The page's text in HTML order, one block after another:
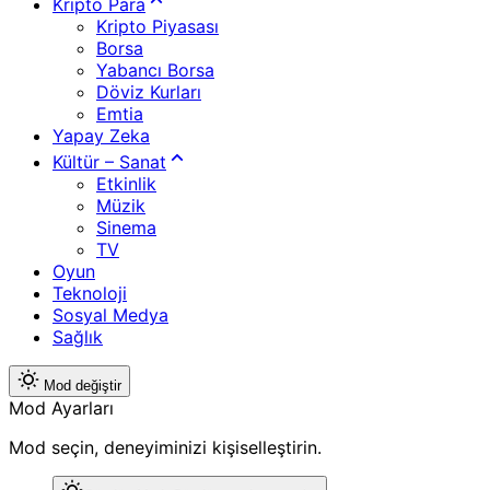
Kripto Para
Kripto Piyasası
Borsa
Yabancı Borsa
Döviz Kurları
Emtia
Yapay Zeka
Kültür – Sanat
Etkinlik
Müzik
Sinema
TV
Oyun
Teknoloji
Sosyal Medya
Sağlık
Mod değiştir
Mod Ayarları
Mod seçin, deneyiminizi kişiselleştirin.